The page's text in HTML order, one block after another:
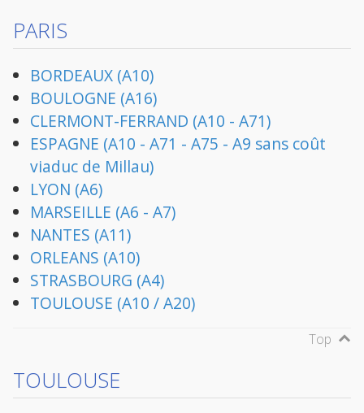
PARIS
BORDEAUX (A10)
BOULOGNE (A16)
CLERMONT-FERRAND (A10 - A71)
ESPAGNE (A10 - A71 - A75 - A9 sans coût
viaduc de Millau)
LYON (A6)
MARSEILLE (A6 - A7)
NANTES (A11)
ORLEANS (A10)
STRASBOURG (A4)
TOULOUSE (A10 / A20)
Top
TOULOUSE